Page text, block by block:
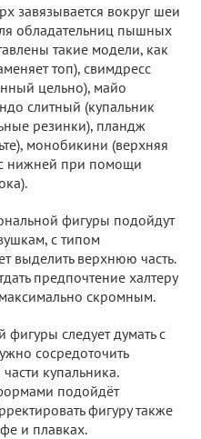
завязывается вокруг шеи
обладательниц пышных
такие модели, как
топ), свимдресс
цельно), майо
слитный (купальник
резинки), пландж
монобикини (верхняя
с нижней при помощи
фигуры подойдут
с типом
выделить верхнюю часть.
предпочтение халтеру
скромным.
следует думать с
сосредоточить
купальника.
подойдёт
фигуру также
и плавках.